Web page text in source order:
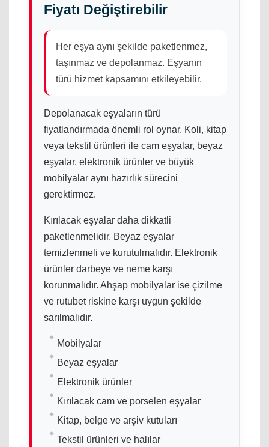
Fiyatı Değiştirebilir
Her eşya aynı şekilde paketlenmez,
taşınmaz ve depolanmaz. Eşyanın
türü hizmet kapsamını etkileyebilir.
Depolanacak eşyaların türü
fiyatlandırmada önemli rol oynar. Koli, kitap
veya tekstil ürünleri ile cam eşyalar, beyaz
eşyalar, elektronik ürünler ve büyük
mobilyalar aynı hazırlık sürecini
gerektirmez.
Kırılacak eşyalar daha dikkatli
paketlenmelidir. Beyaz eşyalar
temizlenmeli ve kurutulmalıdır. Elektronik
ürünler darbeye ve neme karşı
korunmalıdır. Ahşap mobilyalar ise çizilme
ve rutubet riskine karşı uygun şekilde
sarılmalıdır.
Mobilyalar
Beyaz eşyalar
Elektronik ürünler
Kırılacak cam ve porselen eşyalar
Kitap, belge ve arşiv kutuları
Tekstil ürünleri ve halılar